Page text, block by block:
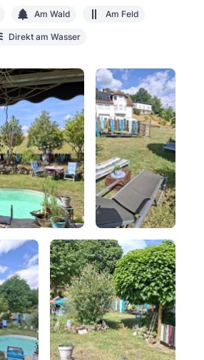
Am Wald Am Feld
Direkt am Wasser